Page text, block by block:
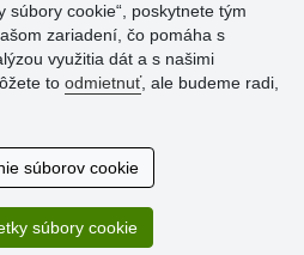
súbory cookie“, poskytnete tým
zariadení, čo pomáha s
využitia dát a s našimi
to odmietnuť, ale budeme radi,
súborov cookie
súbory cookie